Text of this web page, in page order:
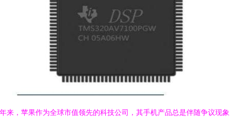
来，苹果作为全球市值领先的科技公司，其手机产品总是伴随争议现